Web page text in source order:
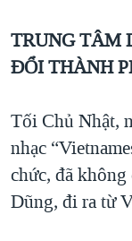
BÊN KIA
TRUNG TÂM
ĐỔI THÀNH
Tối Chủ Nhật,
nhạc
chức, đã không
Dũng, đi ra từ